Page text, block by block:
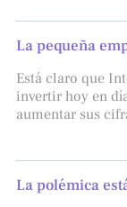
La pequeña
Está claro que
invertir hoy en
aumentar sus
La polémica